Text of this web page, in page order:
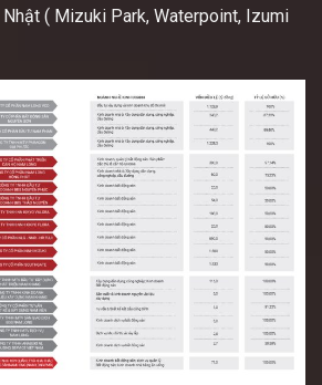
( Mizuki Park, Waterpoint, Izumi